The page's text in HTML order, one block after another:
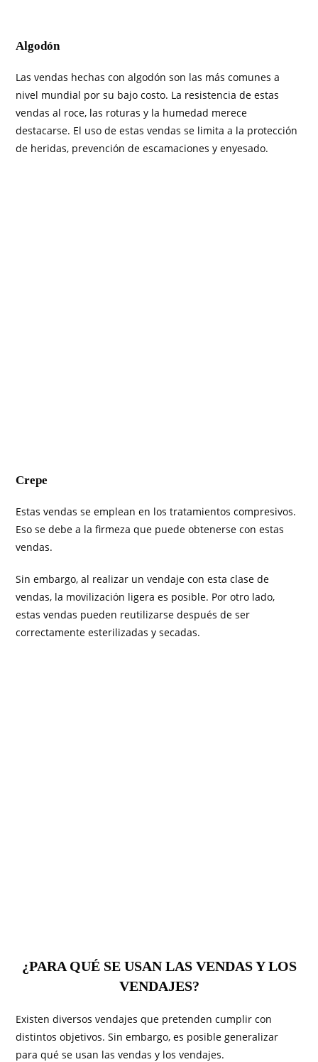
Algodón
Las vendas hechas con algodón son las más comunes a
nivel mundial por su bajo costo. La resistencia de estas
vendas al roce, las roturas y la humedad merece
destacarse. El uso de estas vendas se limita a la protección
de heridas, prevención de escamaciones y enyesado.
Crepe
Estas vendas se emplean en los tratamientos compresivos.
Eso se debe a la firmeza que puede obtenerse con estas
vendas.
Sin embargo, al realizar un vendaje con esta clase de
vendas, la movilización ligera es posible. Por otro lado,
estas vendas pueden reutilizarse después de ser
correctamente esterilizadas y secadas.
¿PARA QUÉ SE USAN LAS VENDAS Y LOS
VENDAJES?
Existen diversos vendajes que pretenden cumplir con
distintos objetivos. Sin embargo, es posible generalizar
para qué se usan las vendas y los vendajes.